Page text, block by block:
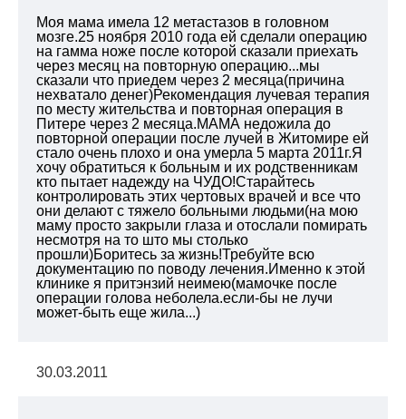
Моя мама имела 12 метастазов в головном
мозге.25 ноября 2010 года ей сделали операцию
на гамма ноже после которой сказали приехать
через месяц на повторную операцию...мы
сказали что приедем через 2 месяца(причина
нехватало денег)Рекомендация лучевая терапия
по месту жительства и повторная операция в
Питере через 2 месяца.МАМА недожила до
повторной операции после лучей в Житомире ей
стало очень плохо и она умерла 5 марта 2011г.Я
хочу обратиться к больным и их родственникам
кто пытает надежду на ЧУДО!Старайтесь
контролировать этих чертовых врачей и все что
они делают с тяжело больными людьми(на мою
маму просто закрыли глаза и отослали помирать
несмотря на то што мы столько
прошли)Боритесь за жизнь!Требуйте всю
документацию по поводу лечения.Именно к этой
клинике я притэнзий неимею(мамочке после
операции голова неболела.если-бы не лучи
может-быть еще жила...)
30.03.2011